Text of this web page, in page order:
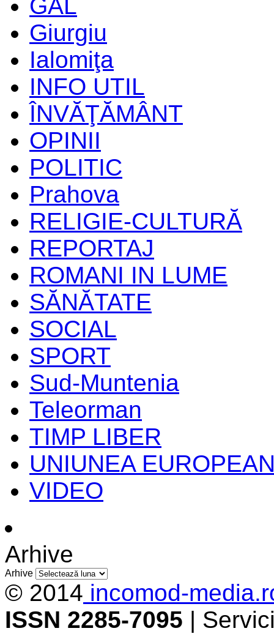
GAL
Giurgiu
Ialomiţa
INFO UTIL
ÎNVĂŢĂMÂNT
OPINII
POLITIC
Prahova
RELIGIE-CULTURĂ
REPORTAJ
ROMANI IN LUME
SĂNĂTATE
SOCIAL
SPORT
Sud-Muntenia
Teleorman
TIMP LIBER
UNIUNEA
VIDEO
Arhive
Arhive
© 2014 incomod-
ISSN 2285-7095 |